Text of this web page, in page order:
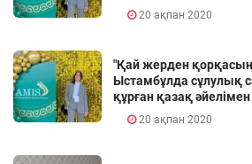
20 ақпан 2020
"Қай жерден
Ыстамбұлда сұлулық
құрған қазақ
20 ақпан 2020